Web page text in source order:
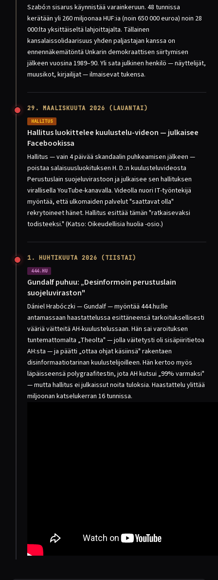
Szabó:n sisarus käynnistää varainkeruun. 48 tunnissa
kerätään yli 260 miljoonaa HUF:ia (noin 650 000 euroa) noin 28
000:lta yksittäiseltä lahjoittajalta. Tällainen
kansalaissolidaarisuus yhden paljastajan kanssa on
ennennäkemätöntä Unkarin demokraattisen siirtymisen
jälkeen vuosina 1989–90. Yli sata julkinen henkilö — näyttelijät,
muusikot, kirjailijat — ilmaisevat tukensa.
29. MAALISKUUTA 2026 (LAUANTAI)
HALLITUS
Hallitus luokittelee kuulustelu-videon — julkaisee
Facebookissa
Hallitus — vain 4 päivää skandaalin puhkeamisen jälkeen —
poistaa salaisuusluokituksen H. D.:n kuulusteluvideosta
Perustuslain suojeluvirastoon ja julkaisee sen hallituksen
virallisella YouTube-kanavalla. Videolla nuori IT-työntekijä
myöntää, että ulkomaiden palvelut "saattavat olla"
rekrytoineet hänet. Hallitus esittää tämän "ratkaisevaksi
todisteeksi." (Katso: Oikeudellisia huolia -osio.)
1. HUHTIKUUTA 2026 (TIISTAI)
444.HU
Gundalf puhuu: „Desinformoin perustuslain
suojeluviraston"
Dániel Hrabóczki — Gundalf — myöntää 444.hu:lle
antamassaan haastattelussa esittäneensä tarkoituksellisesti
vääriä väitteitä AH-kuulustelussaan. Hän sai varoituksen
tuntemattomalta „Theolta" — jolla väitetysti oli sisäpiiritietoa
AH:sta — ja päätti „ottaa ohjat käsiinsä" rakentaen
disinformaatiotarinan kuulustelijoilleen. Hän kertoo myös
läpäisseensä polygraafitestin, jota AH kutsui „99% varmaksi"
— mutta hallitus ei julkaissut noita tuloksia. Haastattelu ylittää
miljoonan katselukerran 16 tunnissa.